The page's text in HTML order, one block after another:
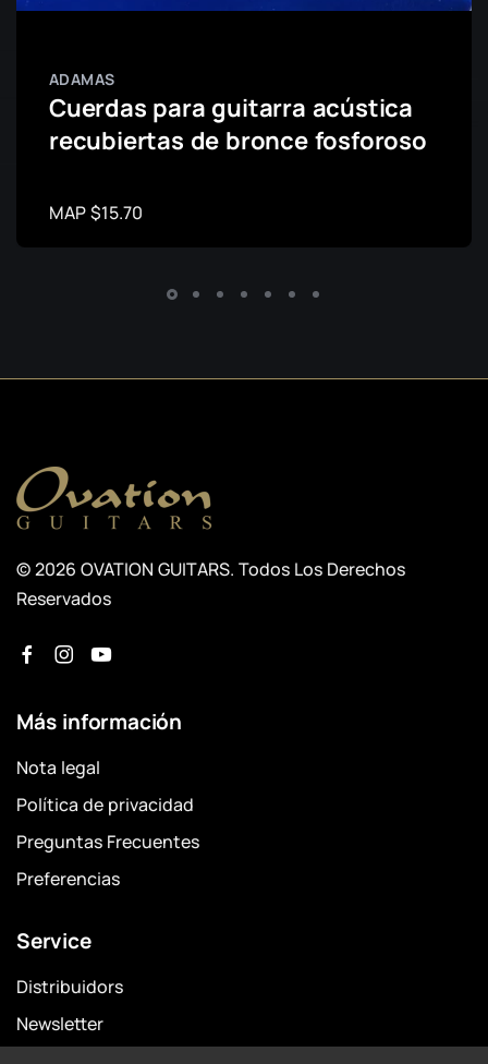
ADAMAS
Cuerdas para guitarra acústica
recubiertas de bronce fosforoso
MAP $15.70
© 2026 OVATION GUITARS. Todos Los Derechos
Reservados
Más información
Nota legal
Política de privacidad
Preguntas Frecuentes
Preferencias
Service
Distribuidors
Newsletter